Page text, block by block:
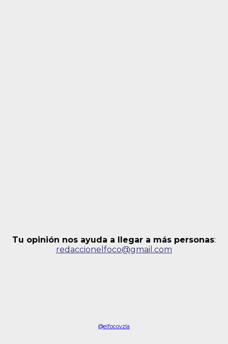
Tu opinión nos ayuda a llegar a más personas:
redaccionelfoco@gmail.com
@elfocovzla